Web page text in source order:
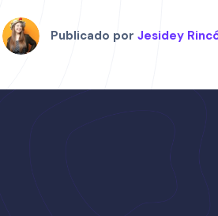
Publicado por Jesidey